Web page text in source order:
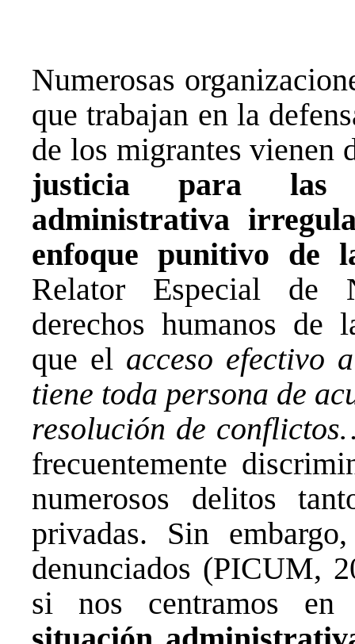
Numerosas
que trabajan en la
de los migrantes vienen
justicia para las
administrativa
enfoque punitivo de
Relator Especial de
derechos humanos de
que el acceso efectivo
tiene toda persona de
resolución de
frecuentemente
numerosos delitos
privadas. Sin
denunciados (PICUM,
si nos centramos